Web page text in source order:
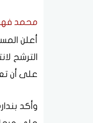
محمد
أعلن
على أن
وأكد